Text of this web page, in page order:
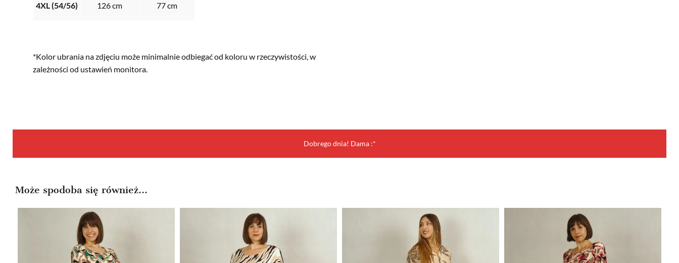
4XL (54/56) 126 cm 77 cm
*Kolor ubrania na zdjęciu może minimalnie odbiegać od koloru w rzeczywistości, w
zależności od ustawień monitora.
Dobrego dnia! Dama :*
Może spodoba się również…